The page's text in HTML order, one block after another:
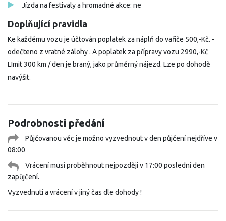
Jízda na festivaly a hromadné akce: ne
Doplňující pravidla
Ke každému vozu je účtován poplatek za náplň do vařiče 500,-Kč. -
odečteno z vratné zálohy . A poplatek za přípravy vozu 2990,-Kč
LImit 300 km / den je braný, jako průměrný nájezd. Lze po dohodě
navýšit.
Podrobnosti předání
Půjčovanou věc je možno vyzvednout v den půjčení nejdříve v
08:00
Vrácení musí proběhnout nejpozději v 17:00 poslední den
zapůjčení.
Vyzvednutí a vrácení v jiný čas dle dohody !